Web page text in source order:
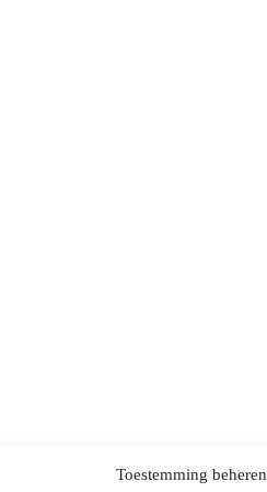
Toestemming beheren